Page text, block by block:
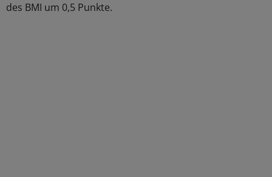
des BMI um 0,5 Punkte.